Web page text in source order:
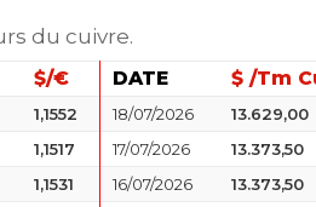
du cuivre.
$/€ DATE $ /Tm
1,1552 18/07/2026 13.629,00
1,1517 17/07/2026 13.373,50
1,1531 16/07/2026 13.373,50